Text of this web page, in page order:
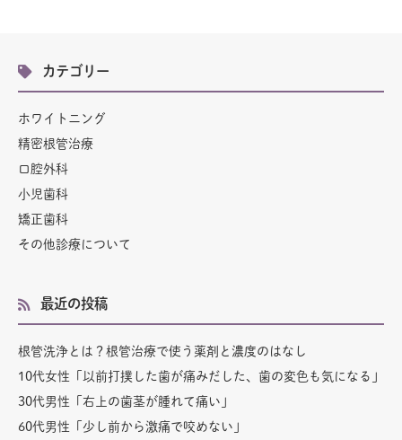
カテゴリー
ホワイトニング
精密根管治療
口腔外科
小児歯科
矯正歯科
その他診療について
最近の投稿
根管洗浄とは？根管治療で使う薬剤と濃度のはなし
10代女性「以前打撲した歯が痛みだした、歯の変色も気になる」
30代男性「右上の歯茎が腫れて痛い」
60代男性「少し前から激痛で咬めない」